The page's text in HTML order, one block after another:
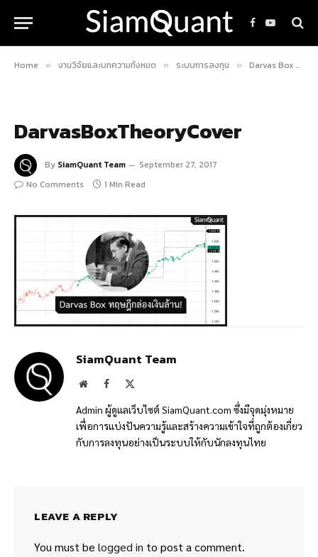
Facebook
YouTube
Home » งานวิจัยและบทความทั้งหมด » ระบบการลงทุน » Darvas Box Theory ทฤษฎีกล่องเงินล้าน!
DarvasBoxTheoryCover
By SiamQuant Team
September 27, 2017
No Comments
1 Min Read
SiamQuant Team
WebsiteFacebook
Admin ผู้ดูแลเว็บไซต์ SiamQuant.com ซึ่งมีจุดมุ่งหมาย
เพื่อการแบ่งปันความรู้และสร้างความเข้าใจที่ถูกต้องเกี่ยว
กับการลงทุนอย่างเป็นระบบให้กับนักลงทุนไทย
LEAVE A REPLY
You must be logged in to post a comment.